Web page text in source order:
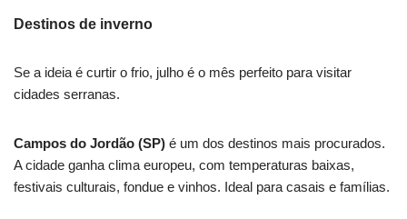
Destinos de inverno
Se a ideia é curtir o frio, julho é o mês perfeito para visitar
cidades serranas.
Campos do Jordão (SP) é um dos destinos mais procurados.
A cidade ganha clima europeu, com temperaturas baixas,
festivais culturais, fondue e vinhos. Ideal para casais e famílias.